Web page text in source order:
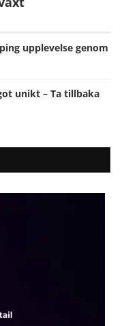
upplevelse genom
unikt – Ta tillbaka